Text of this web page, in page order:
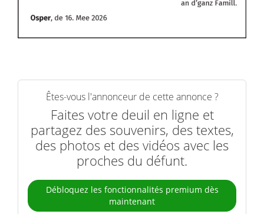
Êtes-vous l'annonceur de cette annonce ?
Faites votre deuil en ligne et
partagez des souvenirs, des textes,
des photos et des vidéos avec les
proches du défunt.
Débloquez les fonctionnalités premium dès
maintenant